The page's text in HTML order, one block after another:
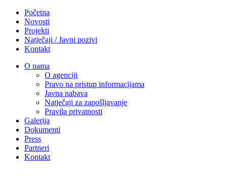
Početna
Novosti
Projekti
Natječaji / Javni pozivi
Kontakt
O nama
O agenciji
Pravo na pristup informacijama
Javna nabava
Natječaji za zapošljavanje
Pravila privatnosti
Galerija
Dokumenti
Press
Partneri
Kontakt